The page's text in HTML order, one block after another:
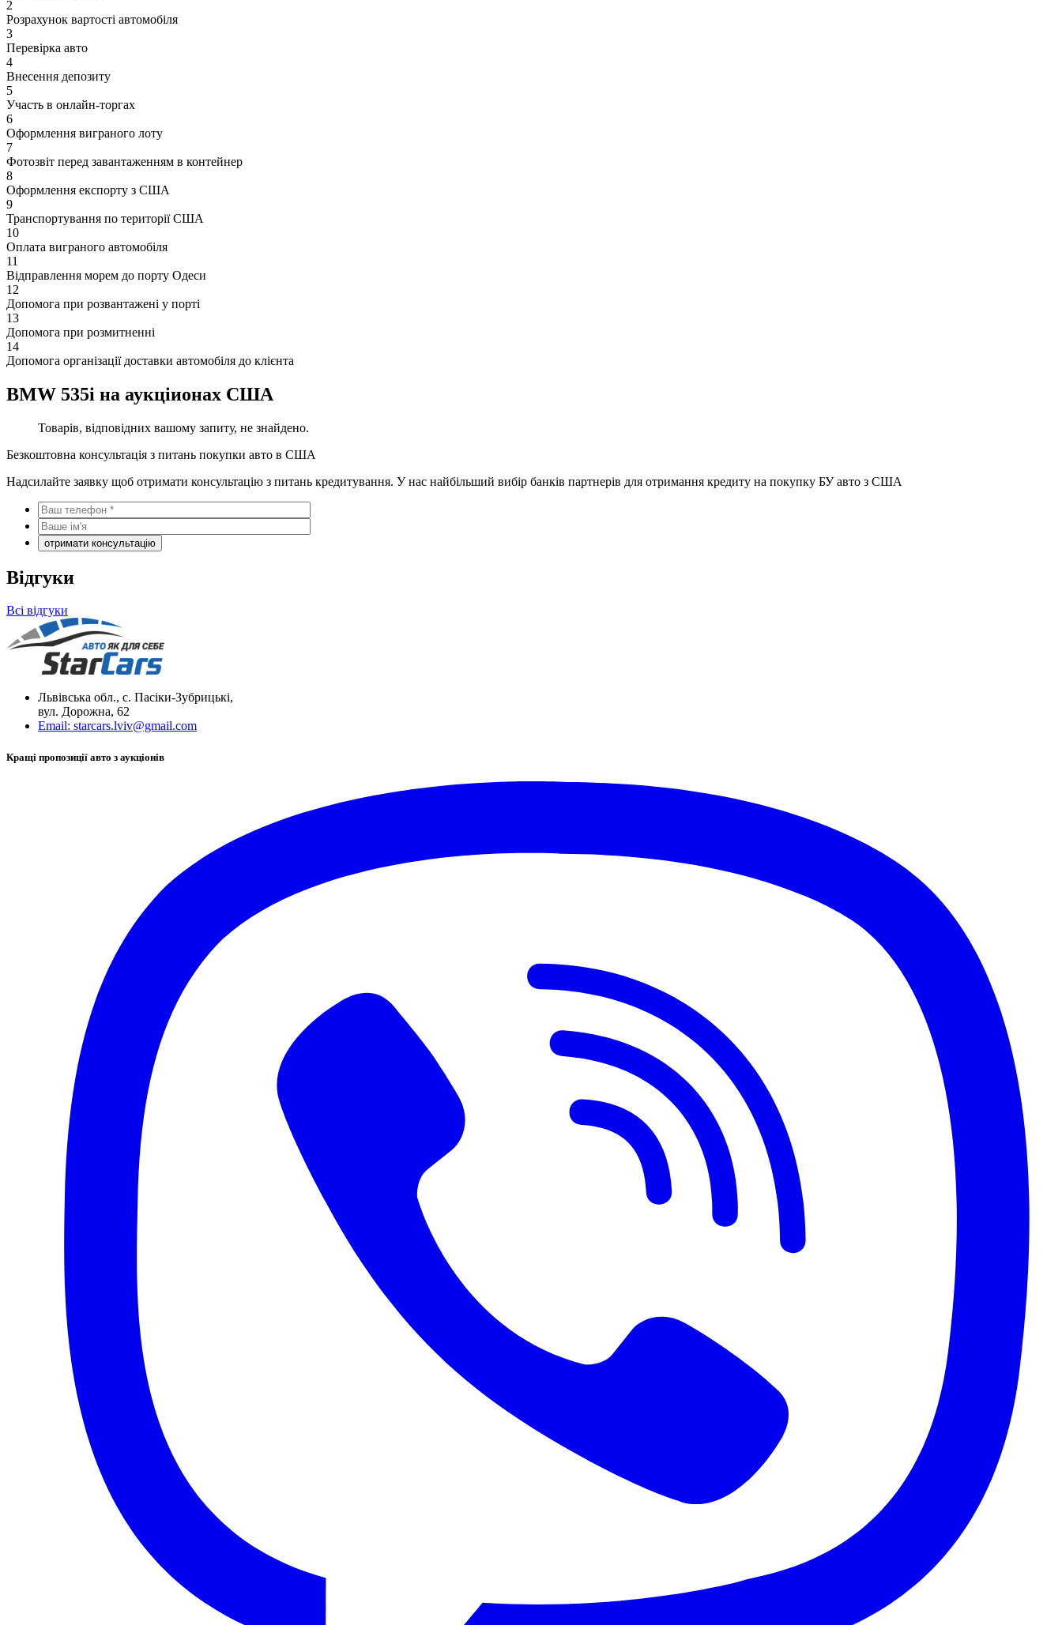
2
Розрахунок вартості автомобіля
3
Перевірка авто
4
Внесення депозиту
5
Участь в онлайн-торгах
6
Оформлення виграного лоту
7
Фотозвіт перед завантаженням в контейнер
8
Оформлення експорту з США
9
Транспортування по території США
10
Оплата виграного автомобіля
11
Відправлення морем до порту Одеси
12
Допомога при розвантажені у порті
13
Допомога при розмитненні
14
Допомога організації доставки автомобіля до клієнта
BMW 535i на аукціионах США
Товарів, відповідних вашому запиту, не знайдено.
Безкоштовна консультація з питань покупки авто в США
Надсилайте заявку щоб отримати консультацію з питань кредитування. У нас найбільший вибір банків партнерів для отримання кредиту на покупку БУ авто з США
Відгуки
Всі відгуки
Львівська обл., с. Пасіки-Зубрицькі,
вул. Дорожна, 62
Email: starcars.lviv@gmail.com
Кращі пропозиції авто з аукціонів